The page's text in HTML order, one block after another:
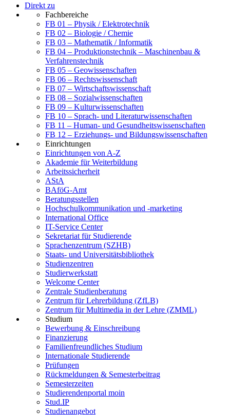
Direkt zu
Fachbereiche
FB 01 – Physik / Elektrotechnik
FB 02 – Biologie / Chemie
FB 03 – Mathematik / Informatik
FB 04 – Produktionstechnik – Maschinenbau &
Verfahrenstechnik
FB 05 – Geowissenschaften
FB 06 – Rechtswissenschaft
FB 07 – Wirtschaftswissenschaft
FB 08 – Sozialwissenschaften
FB 09 – Kulturwissenschaften
FB 10 – Sprach- und Literaturwissenschaften
FB 11 – Human- und Gesundheitswissenschaften
FB 12 – Erziehungs- und Bildungswissenschaften
Einrichtungen
Einrichtungen von A-Z
Akademie für Weiterbildung
Arbeitssicherheit
AStA
BAföG-Amt
Beratungsstellen
Hochschulkommunikation und -marketing
International Office
IT-Service Center
Sekretariat für Studierende
Sprachenzentrum (SZHB)
Staats- und Universitätsbibliothek
Studienzentren
Studierwerkstatt
Welcome Center
Zentrale Studienberatung
Zentrum für Lehrerbildung (ZfLB)
Zentrum für Multimedia in der Lehre (ZMML)
Studium
Bewerbung & Einschreibung
Finanzierung
Familienfreundliches Studium
Internationale Studierende
Prüfungen
Rückmeldungen & Semesterbeitrag
Semesterzeiten
Studierendenportal moin
Stud.IP
Studienangebot